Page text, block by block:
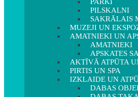
PILSKALNI
SAKRĀLAIS
MUZEJI UN
AMATNIEKI UN
AMATNIEKI
APSKATES
AKTĪVĀ ATPŪTA
PIRTIS UN SPA
IZKLAIDE UN
DABAS